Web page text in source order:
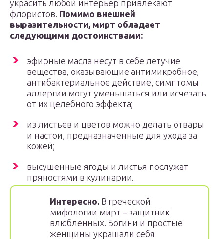
украсить любой интерьер привлекают
флористов. Помимо внешней
выразительности, мирт обладает
следующими достоинствами:
эфирные масла несут в себе летучие
вещества, оказывающие антимикробное,
антибактериальное действие, симптомы
аллергии могут уменьшаться или исчезать
от их целебного эффекта;
из листьев и цветов можно делать отвары
и настои, предназначенные для ухода за
кожей;
высушенные ягоды и листья послужат
пряностями в кулинарии.
Интересно. В греческой
мифологии мирт – защитник
влюбленных. Богини и простые
женщины украшали себя